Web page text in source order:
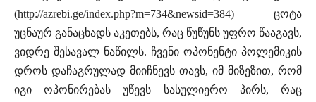
(http://azrebi.ge/index.php?m=734&newsid=384) ცოტა
უცნაურ განაცხადს აკეთებს, რაც წუწუნს უფრო წააგავს,
ვიდრე შესავალ ნაწილს. ჩვენი ოპონენტი პოლემიკის
დროს დაჩაგრულად მიიჩნევს თავს, იმ მიზეზით, რომ
იგი ოპონირებას უწევს სასულიერო პირს, რაც